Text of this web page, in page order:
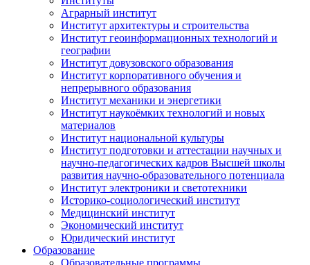
Аграрный институт
Институт архитектуры и строительства
Институт геоинформационных технологий и
географии
Институт довузовского образования
Институт корпоративного обучения и
непрерывного образования
Институт механики и энергетики
Институт наукоёмких технологий и новых
материалов
Институт национальной культуры
Институт подготовки и аттестации научных и
научно-педагогических кадров Высшей школы
развития научно-образовательного потенциала
Институт электроники и светотехники
Историко-социологический институт
Медицинский институт
Экономический институт
Юридический институт
Образование
Образовательные программы